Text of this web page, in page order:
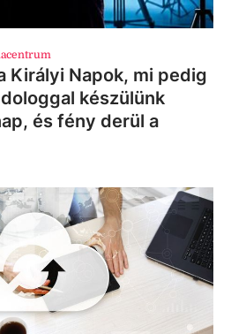
Királyi Napok, mi pedig
készülünk
és fény derül a